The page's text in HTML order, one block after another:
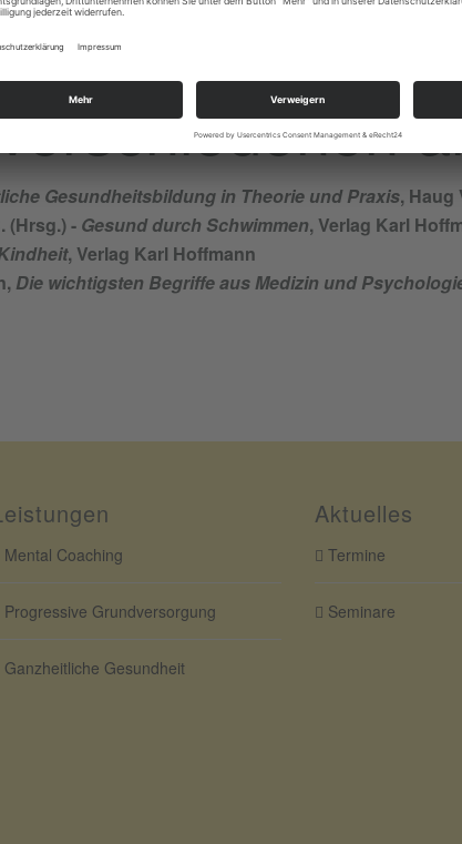
Gesundheitsbildung in Theorie und Praxis, Haug
(Hrsg.) - Gesund durch Schwimmen, Verlag Karl
, Verlag Karl Hoffmann
Die wichtigsten Begriffe aus Medizin und
Mental Coaching
Progressive Grundversorgung
Ganzheitliche Gesundheit
Aktuelles
Termine
Seminare